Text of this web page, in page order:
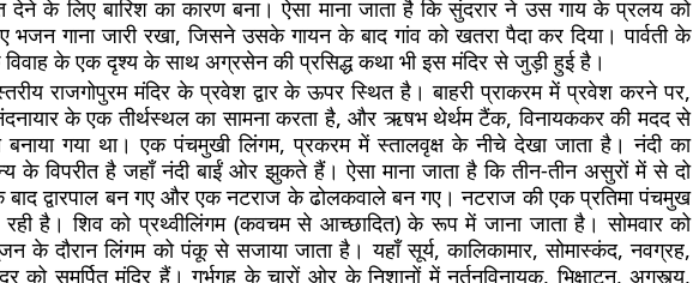
के लिए बारिश का कारण बना। ऐसा माना जाता है कि सुंदरार ने उस गाय के प्रलय को
भजन गाना जारी रखा, जिसने उसके गायन के बाद गांव को खतरा पैदा कर दिया। पार्वती के
के एक दृश्य के साथ अग्रसेन की प्रसिद्ध कथा भी इस मंदिर से जुड़ी हुई है।
राजगोपुरम मंदिर के प्रवेश द्वार के ऊपर स्थित है। बाहरी प्राकरम में प्रवेश करने पर,
के एक तीर्थस्थल का सामना करता है, और ऋषभ थेर्थम टैंक, विनायककर की मदद से
बनाया गया था। एक पंचमुखी लिंगम, प्रकरम में स्तालवृक्ष के नीचे देखा जाता है। नंदी का
के विपरीत है जहाँ नंदी बाईं ओर झुकते हैं। ऐसा माना जाता है कि तीन-तीन असुरों में से दो
बाद द्वारपाल बन गए और एक नटराज के ढोलकवाले बन गए। नटराज की एक प्रतिमा पंचमुख
है। शिव को प्रथ्वीलिंगम (कवचम से आच्छादित) के रूप में जाना जाता है। सोमवार को
के दौरान लिंगम को पंकू से सजाया जाता है। यहाँ सूर्य, कालिकामार, सोमास्कंद, नवग्रह,
को समर्पित मंदिर हैं। गर्भगृह के चारों ओर के निशानों में नर्तनविनायक, भिक्षाटन, अगस्त्य,